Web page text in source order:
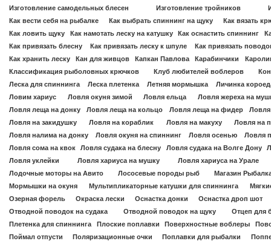
Изготовление самодельных блесен
Изготовление тройников
Как вести себя на рыбалке
Как выбрать спиннинг на щуку
Как вязать
Как ловить щуку
Как намотать леску на катушку Как оснастить спиннинг
Как привязать блесну
Как привязать леску к шпуле
Как привязать
Как хранить леску
Кан для живцов Капкан Павлова Карабинчики
Классификация рыболовных крючков
Клуб любителей воблеров
Леска для спиннинга
Леска плетенка Летняя мормышка
Личинка
Ловим хариус
Ловля окуня зимой Ловля ельца
Ловля жереха на
Ловля леща на донку
Ловля леща на кольцо Ловля леща на фидер
Ловля на закидушку
Ловля на кораблик Ловля на макуху
Ловля на
Ловля налима на донку
Ловля окуня на спиннинг Ловля осенью
Ловля
Ловля сома на квок
Ловля судака на блесну Ловля судака на Волге Дону
Ловля уклейки
Ловля хариуса на мушку
Ловля хариуса на Урале
Лодочные моторы на Авито
Лососевые породы рыб
Магазин
Мормышки на окуня
Мультипликаторные катушки для спиннинга
Озерная форель
Окраска лески Оснастка донки
Оснастка дроп шот
Отводной поводок на судака
Отводной поводок на щуку
Отцеп для
Плетенка для спиннинга
Плоские поплавки Поверхностные воблеры
Поймал отпусти
Поляризационные очки Поплавки для рыбалки